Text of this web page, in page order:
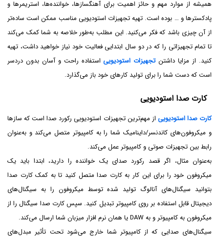
همیشه از موارد مهم و حائز اهمیت برای آهنگسازها، خواننده‌ها، استریمرها و
پادکسترها و … بوده است. تهیه تجهیزات استودیویی مناسب ممکن است ساده‌تر
از آن چیزی باشد که فکر می‌کنید. این مطلب به‌طور خلاصه به شما کمک می‌کند
تا تمام تجهیزاتی را که در دو سال ابتدایی فعالیت خود نیاز خواهید داشت، تهیه
کنید. از مزایا داشتنتجهیزات استودیوییاستفاده راحت و آسان بدون دردسر
است که دست شما را برای تولید کارهای خود باز می‌گذارد.
کارت صدا استودیویی
کارت صدا استودیویی از مهم‌ترین تجهیزات استودیویی رکورد صدا است که سازها
و میکروفون‌های کاندنسر/داینامیک شما را به کامپیوتر متصل می‌کند و به‌عنوان
رابط بین تجهیزات صوتی و کامپیوتر عمل می‌کند.
به‌عنوان مثال، اگر قصد رکورد صدای یک خواننده را دارید، ابتدا باید یک
میکروفون خود را برای این کار به کارت صدا متصل کنید تا به کمک کارت صدا
بتوانید سیگنال‌های آنالوگ تولید شده توسط میکروفون را به سیگنال‌های
دیجیتال قابل استفاده بر روی کامپیوتر تبدیل کنید. سپس کارت صدا سیگنال را از
میکروفون به کامپیوتر و به DAW یا همان نرم افزار میزبان شما ارسال می‌کند.
سیگنال‌های صدایی که از کامپیوتر شما خارج می‌شود تحت تأثیر مبدل‌های